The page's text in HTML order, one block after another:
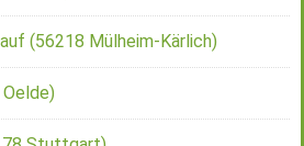
(56218 Mülheim-Kärlich)